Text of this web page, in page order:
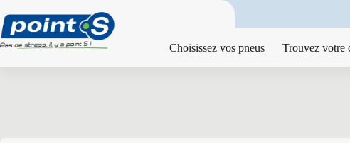
au
contenu
Choisissez vos pneus Trouvez votre